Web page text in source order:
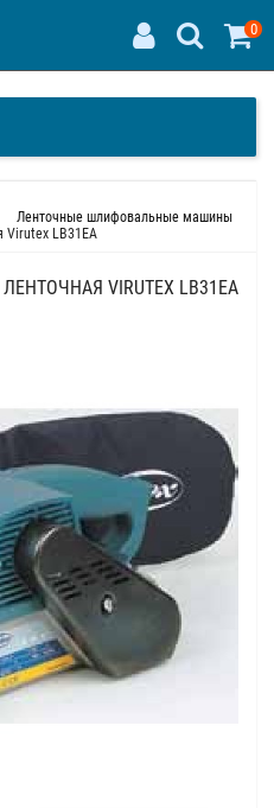
0
Ленточные шлифовальные машины
Virutex LB31EA
VIRUTEX LB31EA